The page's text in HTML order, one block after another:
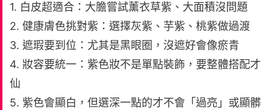
1. 白皮超適合：大膽嘗試薰衣草紫、大面積沒問題
2. 健康膚色挑對紫：選擇灰紫、芋紫、桃紫做過渡
3. 遮瑕要到位：尤其是黑眼圈，沒遮好會像瘀青
4. 妝容要統一：紫色妝不是單點裝飾，要整體搭配才
仙
5. 紫色會顯白，但選深一點的才不會「過亮」或顯髒